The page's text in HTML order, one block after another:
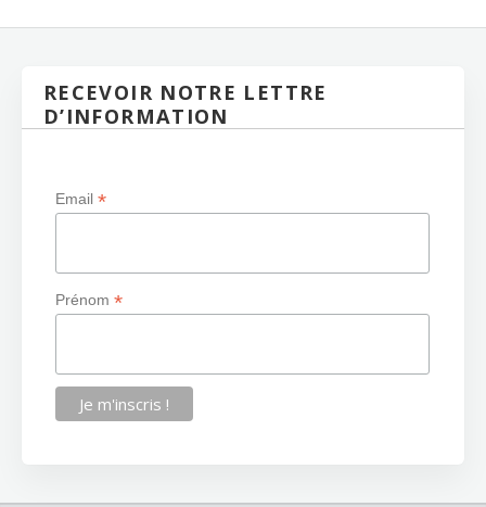
RECEVOIR NOTRE LETTRE
D’INFORMATION
Email*
Prénom*